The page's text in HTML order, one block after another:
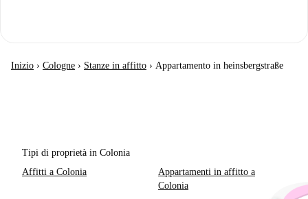
Inizio › Cologne › Stanze in affitto › Appartamento in heinsbergstraße
Tipi di proprietà in Colonia
Affitti a Colonia
Appartamenti in affitto a
Colonia